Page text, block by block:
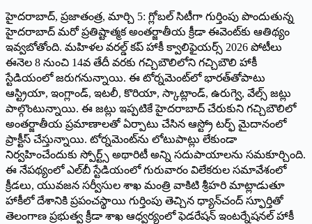
హైదరాబాద్, ప్రజాతంత్ర, మార్చి 5: గ్లోబల్ సిటీగా గుర్తింపు పొందుతున్న
హైదరాబాద్ మరో ప్రతిష్టాత్మక అంతర్జాతీయ క్రీడా ఈవెంట్‌కు ఆతిథ్యం
ఇవ్వబోతోంది. మహిళల వరల్డ్ కప్ హాకీ క్వాలిఫైయర్స్ 2026 పోటీలు
ఈనెల 8 నుంచి 14వ తేదీ వరకు గచ్చిబౌలిలోని గచ్చిబౌలి హాకీ
స్టేడియంలో జరుగనున్నాయి. ఈ టోర్నమెంట్‌లో భారత్‌తోపాటు
ఆస్ట్రియా, ఇంగ్లాండ్, ఇటలీ, కొరియా, స్కాట్లాండ్, ఉరుగ్వె, వేల్స్ జట్లు
పాల్గొంటున్నాయి. ఈ జట్లు ఇప్పటికే హైదరాబాద్ చేరుకుని గచ్చిబౌలిలో
అంతర్జాతీయ ప్రమాణాలతో ఏర్పాటు చేసిన ఆస్ట్రో టర్ఫ్ మైదానంలో
ప్రాక్టీస్ చేస్తున్నాయి. టోర్నమెంట్‌ను లోటుపాట్లు లేకుండా
నిర్వహించేందుకు స్పోర్ట్స్ అథారిటీ అన్ని సదుపాయాలను సమకూర్చింది.
ఈ నేపథ్యంలో ఎల్‌బీ స్టేడియంలో గురువారం విలేకరుల సమావేశంలో
క్రీడలు, యువజన సర్వీసుల శాఖ మంత్రి వాకిటి శ్రీహరి మాట్లాడుతూ
హాకీలో దేశానికి ప్రపంచస్థాయి గుర్తింపు తెచ్చిన ధ్యాన్‌చంద్ స్ఫూర్తితో
తెలంగాణ ప్రభుత్వ క్రీడా శాఖ ఆధ్వర్యంలో ఫెడరేషన్ ఇంటర్నేషనల్ హాకీ